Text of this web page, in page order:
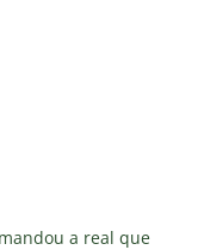
a real que